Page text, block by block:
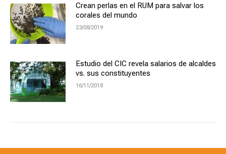
Crean perlas en el RUM para salvar los
corales del mundo
23/08/2019
Estudio del CIC revela salarios de alcaldes
vs. sus constituyentes
16/11/2018